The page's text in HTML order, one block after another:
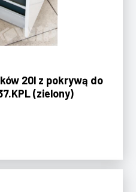
20l z pokrywą do
(zielony)